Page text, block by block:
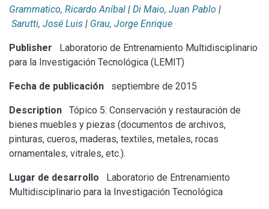
Grammatico, Ricardo Aníbal | Di Maio, Juan Pablo |
Sarutti, José Luis | Grau, Jorge Enrique
Publisher
Laboratorio de Entrenamiento Multidisciplinario
para la Investigación Tecnológica (LEMIT)
Fecha de publicación septiembre de 2015
Description
Tópico 5: Conservación y restauración de
bienes muebles y piezas (documentos de archivos,
pinturas, cueros, maderas, textiles, metales, rocas
ornamentales, vitrales, etc.).
Lugar de desarrollo
Laboratorio de Entrenamiento
Multidisciplinario para la Investigación Tecnológica